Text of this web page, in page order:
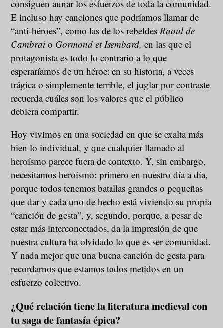
consiguen aunar los esfuerzos de toda la comunidad.
E incluso hay canciones que podríamos llamar de
“anti-héroes”, como las de los rebeldes Raoul de
Cambraio Gormond et Isembard,en las que el
protagonista es todo lo contrario a lo que
esperaríamos de un héroe: en su historia, a veces
trágica o simplemente terrible, el juglar por contraste
recuerda cuáles son los valores que el público
debiera compartir.
Hoy vivimos en una sociedad en que se exalta más
bien lo individual, y que cualquier llamado al
heroísmo parece fuera de contexto. Y, sin embargo,
necesitamos heroísmo: primero en nuestro día a día,
porque todos tenemos batallas grandes o pequeñas
que dar y cada uno de hecho está viviendo su propia
“canción de gesta”, y, segundo, porque, a pesar de
estar más interconectados, da la impresión de que
nuestra cultura ha olvidado lo que es ser comunidad.
Y nada mejor que una buena canción de gesta para
recordarnos que estamos todos metidos en un
esfuerzo colectivo.
¿Qué relación tiene la literatura medieval con
tu saga de fantasía épica?